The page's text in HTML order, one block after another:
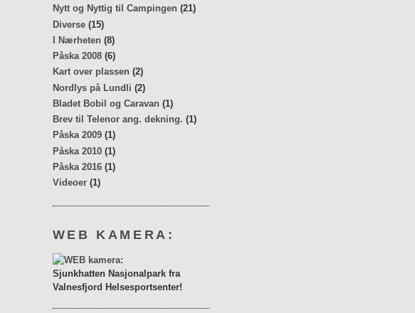
Nytt og Nyttig til Campingen (21)
Diverse (15)
I Nærheten (8)
Påska 2008 (6)
Kart over plassen (2)
Nordlys på Lundli (2)
Bladet Bobil og Caravan (1)
Brev til Telenor ang. dekning. (1)
Påska 2009 (1)
Påska 2010 (1)
Påska 2016 (1)
Videoer (1)
WEB KAMERA:
Sjunkhatten Nasjonalpark fra
Valnesfjord Helsesportsenter!